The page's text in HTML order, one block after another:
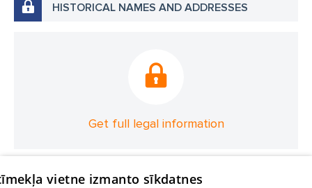
HISTORICAL NAMES AND ADDRESSES
Get full legal information
vietne izmanto sīkdatnes